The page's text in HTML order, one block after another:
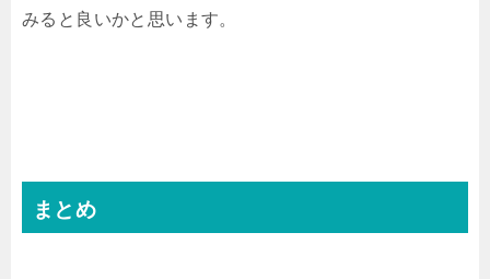
みると良いかと思います。
まとめ